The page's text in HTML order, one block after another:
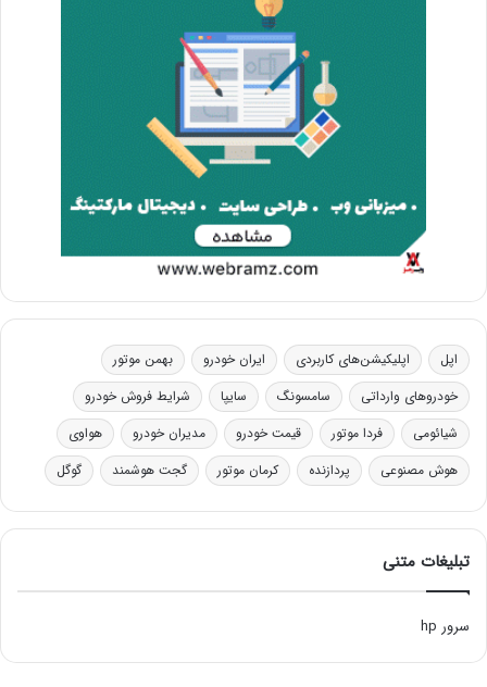
اپل اپلیکیشن‌های کاربردی ایران خودرو
بهمن موتور
خودروهای وارداتی
سامسونگ سایپا
شرایط فروش خودرو
شیائومی
فردا موتور قیمت خودرو مدیران خودرو
هواوی
هوش مصنوعی
پردازنده کرمان موتور گجت هوشمند گوگل
تبلیغات متنی
سرور hp